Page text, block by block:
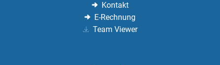
Kontakt
E-Rechnung
Team Viewer